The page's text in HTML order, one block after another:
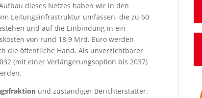
dieses Netzes haben wir in den
Leitungsinfrastruktur umfassen, die zu 60
und auf die Einbindung in ein
von rund 18,9 Mrd. Euro werden
die öffentliche Hand. Als unverzichtbarer
(mit einer Verlängerungsoption bis 2037)
und zuständiger Berichterstatter: